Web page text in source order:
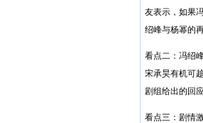
友表示，如果
绍峰与杨幂的
看点二：冯绍
宋承昊有机可
剧组给出的回
看点三：剧情